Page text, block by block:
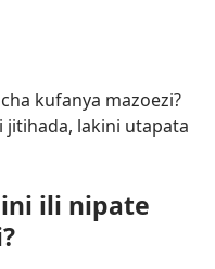
kufanya mazoezi?
lakini utapata
ili nipate